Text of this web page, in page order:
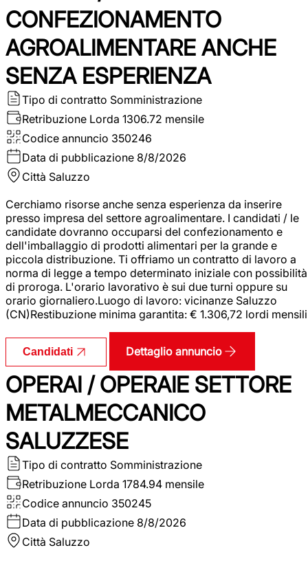
CONFEZIONAMENTO
AGROALIMENTARE ANCHE
SENZA ESPERIENZA
Tipo di contratto Somministrazione
Retribuzione Lorda 1306.72 mensile
Codice annuncio 350246
Data di pubblicazione 8/8/2026
Città Saluzzo
Cerchiamo risorse anche senza esperienza da inserire
presso impresa del settore agroalimentare. I candidati / le
candidate dovranno occuparsi del confezionamento e
dell'imballaggio di prodotti alimentari per la grande e
piccola distribuzione. Ti offriamo un contratto di lavoro a
norma di legge a tempo determinato iniziale con possibilità
di proroga. L'orario lavorativo è sui due turni oppure su
orario giornaliero.Luogo di lavoro: vicinanze Saluzzo
(CN)Restibuzione minima garantita: € 1.306,72 lordi mensili
Candidati Dettaglio annuncio
OPERAI / OPERAIE SETTORE
METALMECCANICO
SALUZZESE
Tipo di contratto Somministrazione
Retribuzione Lorda 1784.94 mensile
Codice annuncio 350245
Data di pubblicazione 8/8/2026
Città Saluzzo